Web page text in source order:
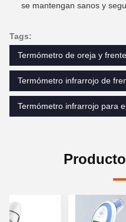
se mantengan sanos y
Tags:
Termómetro de oreja y frente
Termómetro infrarrojo de
Termómetro infrarrojo para